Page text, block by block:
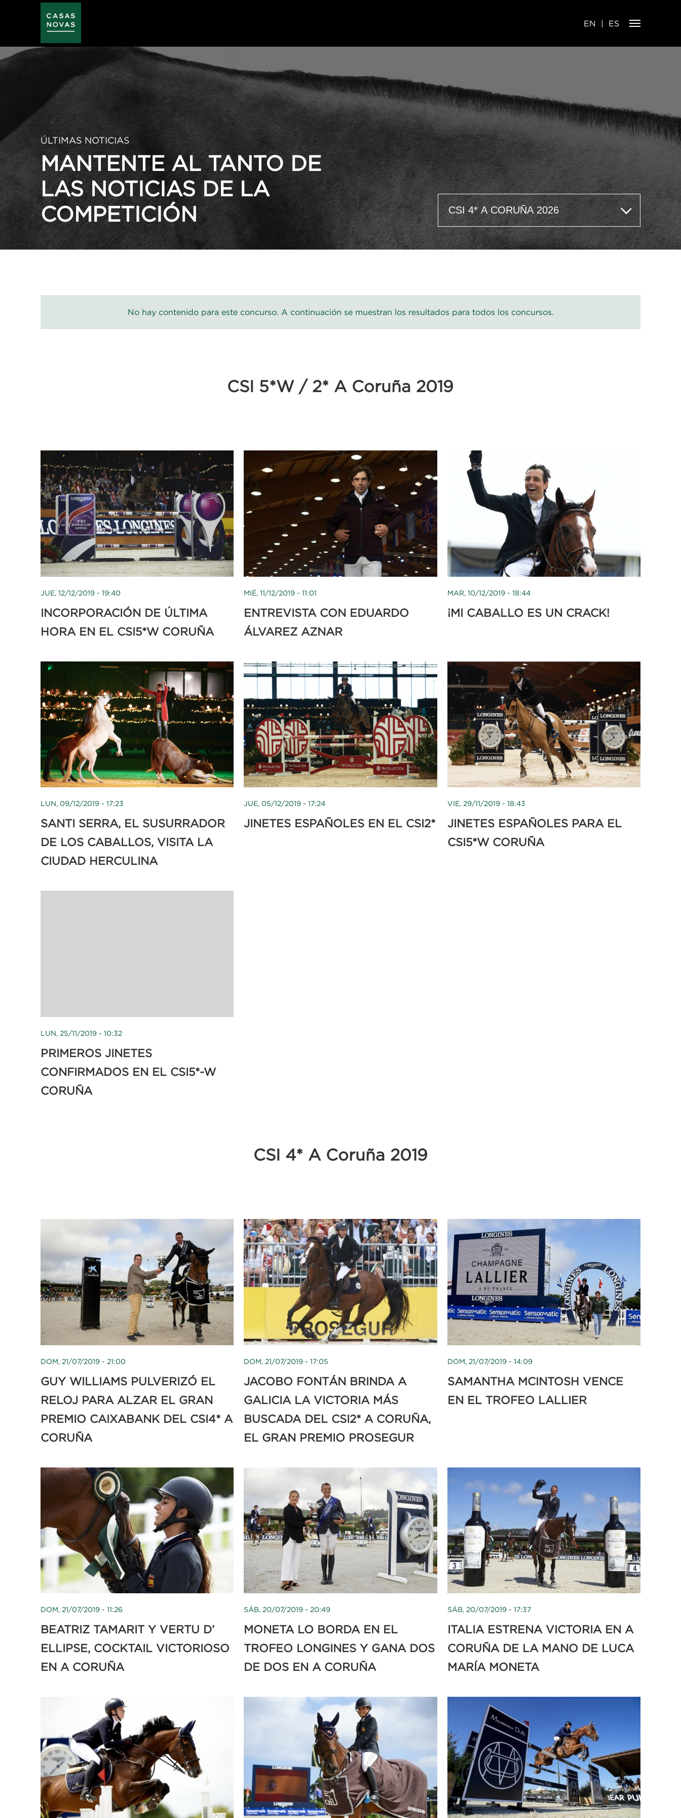
EN ES
ÚLTIMAS NOTICIAS
MANTENTE AL TANTO DE
LAS NOTICIAS DE LA
COMPETICIÓN
No hay contenido para este concurso. A continuación se muestran los resultados para todos los concursos.
CSI 5*W / 2* A Coruña 2019
JUE, 12/12/2019 - 19:40
INCORPORACIÓN DE ÚLTIMA
HORA EN EL CSI5*W CORUÑA
MIÉ, 11/12/2019 - 11:01
ENTREVISTA CON EDUARDO
ÁLVAREZ AZNAR
MAR, 10/12/2019 - 18:44
¡MI CABALLO ES UN CRACK!
LUN, 09/12/2019 - 17:23
SANTI SERRA, EL SUSURRADOR
DE LOS CABALLOS, VISITA LA
CIUDAD HERCULINA
JUE, 05/12/2019 - 17:24
JINETES ESPAÑOLES EN EL CSI2*
VIE, 29/11/2019 - 18:43
JINETES ESPAÑOLES PARA EL
CSI5*W CORUÑA
LUN, 25/11/2019 - 10:32
PRIMEROS JINETES
CONFIRMADOS EN EL CSI5*-W
CORUÑA
CSI 4* A Coruña 2019
DOM, 21/07/2019 - 21:00
GUY WILLIAMS PULVERIZÓ EL
RELOJ PARA ALZAR EL GRAN
PREMIO CAIXABANK DEL CSI4* A
CORUÑA
DOM, 21/07/2019 - 17:05
JACOBO FONTÁN BRINDA A
GALICIA LA VICTORIA MÁS
BUSCADA DEL CSI2* A CORUÑA,
EL GRAN PREMIO PROSEGUR
DOM, 21/07/2019 - 14:09
SAMANTHA MCINTOSH VENCE
EN EL TROFEO LALLIER
DOM, 21/07/2019 - 11:26
BEATRIZ TAMARIT Y VERTU D’
ELLIPSE, COCKTAIL VICTORIOSO
EN A CORUÑA
SÁB, 20/07/2019 - 20:49
MONETA LO BORDA EN EL
TROFEO LONGINES Y GANA DOS
DE DOS EN A CORUÑA
SÁB, 20/07/2019 - 17:37
ITALIA ESTRENA VICTORIA EN A
CORUÑA DE LA MANO DE LUCA
MARÍA MONETA